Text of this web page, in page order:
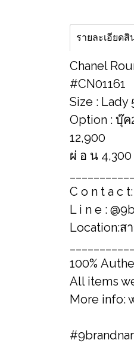
รายละเอียดสิ
Chanel
#CN01161
Size : Lady
Option : บุ๊
12,900
ผ่ อ น 4,300
C o n t a c
L i n e :
Location:ส
100%
All items
More info: